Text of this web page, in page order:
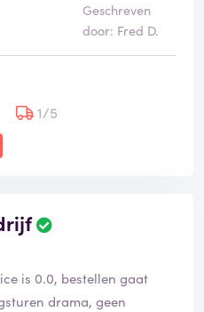
Geschreven
door: Fred D.
1/5
is 0.0, bestellen gaat
drama, geen